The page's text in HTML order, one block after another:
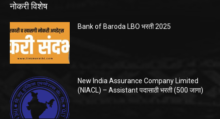
नोकरी विशेष
Bank of Baroda LBO भरती 2025
New India Assurance Company Limited
(NIACL) – Assistant पदासाठी भरती (500 जागा)